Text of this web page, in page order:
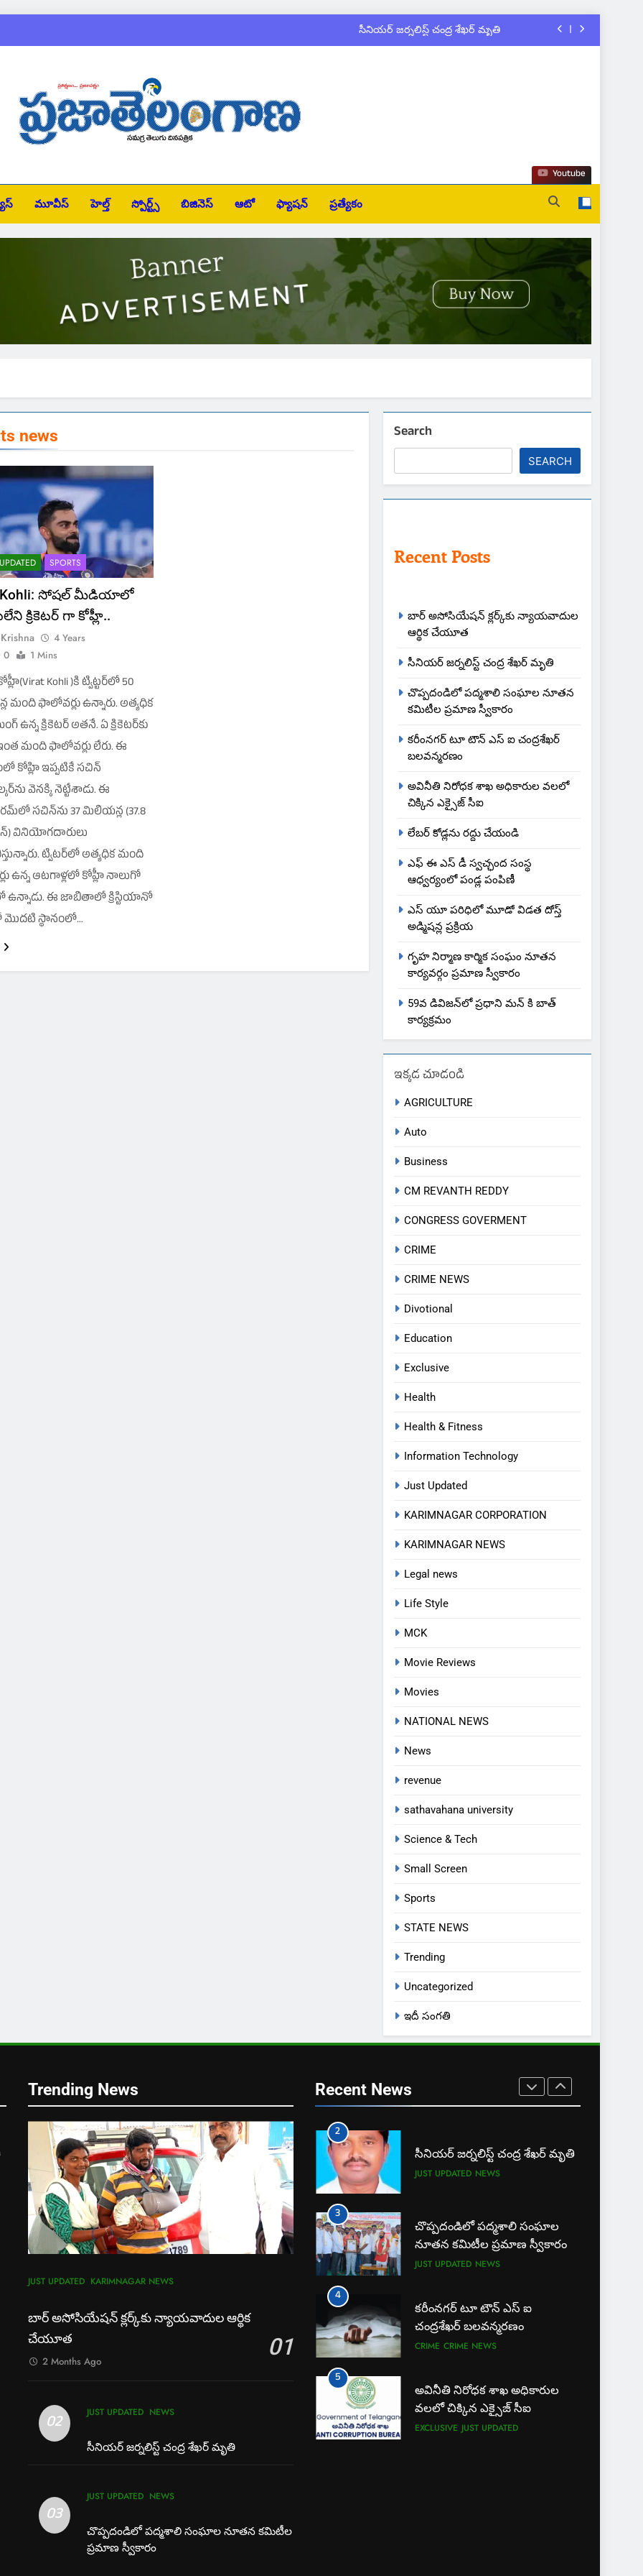
సీనియర్ జర్నలిస్ట్ చంద్ర శేఖర్ మృతి
బార్ అసోసియేషన్ క్లర్క్‌కు న్యాయవాదుల ఆర్థిక చేయూత
చొప్పదండిలో పద్మశాలి సంఘాల నూతన కమిటీల ప్రమాణ స్వీకారం
మూవీస్ హెల్త్ స్పోర్ట్స్ బిజినెస్ ఆటో ఫ్యాషన్ ప్రత్యేకం
Youtube
news
SPORTS
Kohli: సోషల్ మీడియాలో
క్రికెటర్ గా కోహ్లీ..
4 Years
0 1 Mins
Kohli )కి ట్విట్టర్‌లో 50
మంది ఫాలోవర్లు ఉన్నారు. అత్యధిక
ఉన్న క్రికెటర్ అతనే. ఏ క్రికెటర్‌కు
మంది ఫాలోవర్లు లేరు. ఈ
కోహ్లి ఇప్పటికే సచిన్
వెనక్కి నెట్టేశాడు. ఈ
సచిన్‌ను 37 మిలియన్ల (37.8
వినియోగదారులు
ట్విటర్‌లో అత్యధిక మంది
ఉన్న ఆటగాళ్లలో కోహ్లీ నాలుగో
ఉన్నాడు. ఈ జాబితాలో క్రిస్టియానో
మొదటి స్థానంలో…
Search
SEARCH
Recent Posts
బార్ అసోసియేషన్ క్లర్క్‌కు న్యాయవాదుల
ఆర్థిక చేయూత
సీనియర్ జర్నలిస్ట్ చంద్ర శేఖర్ మృతి
చొప్పదండిలో పద్మశాలి సంఘాల నూతన
కమిటీల ప్రమాణ స్వీకారం
కరీంనగర్ టూ టౌన్ ఎస్ ఐ చంద్రశేఖర్
బలవన్మరణం
అవినీతి నిరోధక శాఖ అధికారుల వలలో
చిక్కిన ఎక్సైజ్ సీఐ
లేబర్ కోడ్లను రద్దు చేయండి
ఎఫ్ ఈ ఎస్ డీ స్వచ్ఛంద సంస్థ
ఆధ్వర్యంలో పండ్ల పంపిణీ
ఎస్ యూ పరిధిలో మూడో విడత దోస్త్
అడ్మిషన్ల ప్రక్రియ
గృహ నిర్మాణ కార్మిక సంఘం నూతన
కార్యవర్గం ప్రమాణ స్వీకారం
59వ డివిజన్‌లో ప్రధాని మన్ కి బాత్
కార్యక్రమం
ఇక్కడ చూడండి
AGRICULTURE
Auto
Business
CM REVANTH REDDY
CONGRESS GOVERMENT
CRIME
CRIME NEWS
Divotional
Education
Exclusive
Health
Health & Fitness
Information Technology
Just Updated
KARIMNAGAR CORPORATION
KARIMNAGAR NEWS
Legal news
Life Style
MCK
Movie Reviews
Movies
NATIONAL NEWS
News
revenue
sathavahana university
Science & Tech
Small Screen
Sports
STATE NEWS
Trending
Uncategorized
ఇదీ సంగతి
Trending News
JUST UPDATED KARIMNAGAR NEWS
బార్ అసోసియేషన్ క్లర్క్‌కు న్యాయవాదుల ఆర్థిక
చేయూత
01
2 Months Ago
02 JUST UPDATED NEWS
సీనియర్ జర్నలిస్ట్ చంద్ర శేఖర్ మృతి
03
JUST UPDATED NEWS
చొప్పదండిలో పద్మశాలి సంఘాల నూతన కమిటీల
ప్రమాణ స్వీకారం
Recent News
వలలో చిక్కిన ఎక్సైజ్ సీఐ
NEWS
ఎఫ్ ఈ ఎస్ డీ స్వచ్ఛంద సంస్థ
ఎస్ యూ పరిధిలో మూడో విడత
EXCLUSIVE
1
న్యాయవాదుల ఆర్థిక చేయూత
KARIMNAGAR NEWS
2
సీనియర్ జర్నలిస్ట్ చంద్ర శేఖర్ మృతి
JUST UPDATED NEWS
3
చొప్పదండిలో పద్మశాలి సంఘాల
నూతన కమిటీల ప్రమాణ స్వీకారం
JUST UPDATED NEWS
4
కరీంనగర్ టూ టౌన్ ఎస్ ఐ
చంద్రశేఖర్ బలవన్మరణం
CRIME CRIME NEWS
5
అవినీతి నిరోధక శాఖ అధికారుల
వలలో చిక్కిన ఎక్సైజ్ సీఐ
EXCLUSIVE JUST UPDATED